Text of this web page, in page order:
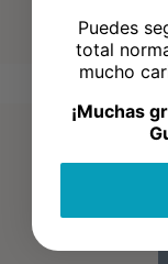
Puedes
total
mucho
¡Muchas